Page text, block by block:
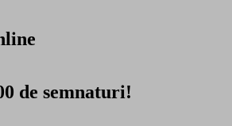
de semnaturi!